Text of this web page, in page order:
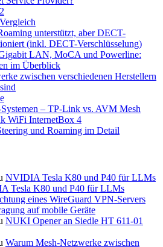
unterstützt, aber DECT-
(inkl. DECT-Verschlüsselung)
LAN, MoCA und Powerline:
im Überblick
zwischen verschiedenen Herstellern
– TP-Link vs. AVM Mesh
WiFi InternetBox 4
und Roaming im Detail
NVIDIA Tesla K80 und P40 für LLMs
Tesla K80 und P40 für LLMs
eines WireGuard VPN-Servers
auf mobile Geräte
NUKI Opener an Siedle HT 611-01
Warum Mesh-Netzwerke zwischen